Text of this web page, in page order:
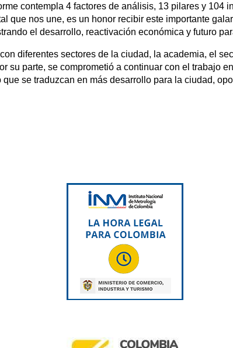
contempla 4 factores de análisis, 13 pilares y 104
que nos une, es un honor recibir este importante
el desarrollo, reactivación económica y futuro
diferentes sectores de la ciudad, la academia, el
su parte, se comprometió a continuar con el trabajo
se traduzcan en más desarrollo para la ciudad,